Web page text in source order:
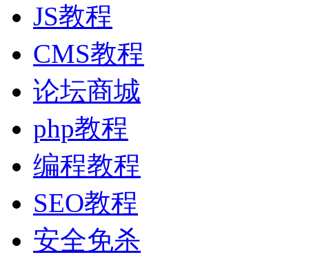
JS教程
CMS教程
论坛商城
php教程
编程教程
SEO教程
安全免杀